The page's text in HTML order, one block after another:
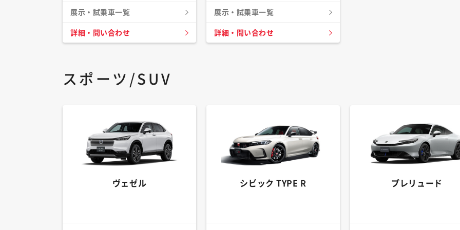
展示・試乗車一覧
詳細・問い合わせ
展示・試乗車一覧
詳細・問い合わせ
スポーツ/SUV
ヴェゼル シビック TYPE R プレリュード